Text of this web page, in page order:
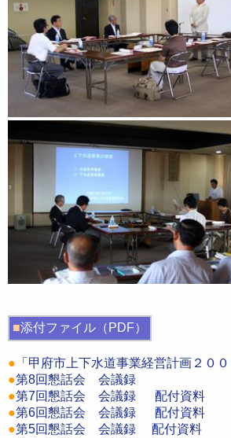
■添付ファイル（PDF）
● 「甲府市上下水道事業経営計画２０
●第8回懇話会 会議録
●第7回懇話会 会議録
配付資料
●第6回懇話会 会議録
配付資料
●第5回懇話会 会議録
配付資料